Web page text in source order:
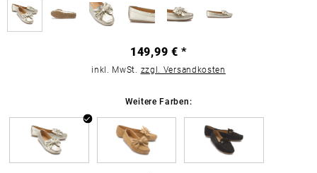
149,99 € *
inkl. MwSt. zzgl. Versandkosten
Weitere Farben: